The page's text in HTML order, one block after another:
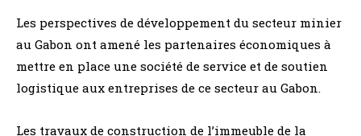
Les perspectives de développement du secteur minier
au Gabon ont amené les partenaires économiques à
mettre en place une société de service et de soutien
logistique aux entreprises de ce secteur au Gabon.
Les travaux de construction de l’immeuble de la